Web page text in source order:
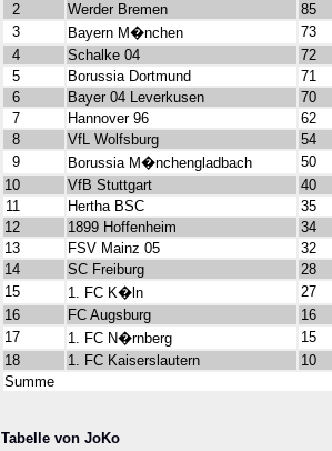
2 Werder Bremen
85
3
Bayern M�nchen
73
4
Schalke 04
72
5
Borussia Dortmund
71
6
Bayer 04 Leverkusen
70
7
Hannover 96
62
8
VfL Wolfsburg
54
9
Borussia M�nchengladbach
50
10
VfB Stuttgart
40
11
Hertha BSC
35
12
1899 Hoffenheim
34
13
FSV Mainz 05
32
14
SC Freiburg
28
15
1. FC K�ln
27
16
FC Augsburg
16
17
1. FC N�rnberg
15
18
1. FC Kaiserslautern
10
Summe
Tabelle von JoKo